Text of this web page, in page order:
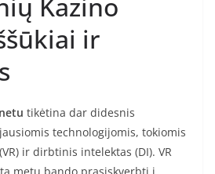
ir
tikėtina dar didesnis
technologijomis, tokiomis
ir dirbtinis intelektas (DI). VR